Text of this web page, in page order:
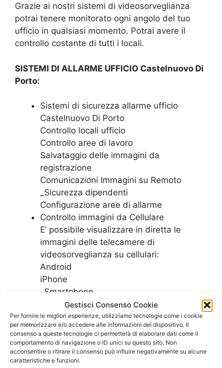
Gestisci Consenso Cookie
Per fornire le migliori esperienze, utilizziamo tecnologie come i cookie
per memorizzare e/o accedere alle informazioni del dispositivo. Il
consenso a queste tecnologie ci permetterà di elaborare dati come il
comportamento di navigazione o ID unici su questo sito. Non
acconsentire o ritirare il consenso può influire negativamente su alcune
caratteristiche e funzioni.
Grazie ai nostri sistemi di videosorveglianza
potrai tenere monitorato ogni angolo del tuo
ufficio in qualsiasi momento. Potrai avere il
controllo costante di tutti i locali.
SISTEMI DI ALLARME UFFICIO Castelnuovo Di
Porto:
Sistemi di sicurezza allarme ufficio
Castelnuovo Di Porto
Controllo locali ufficio
Controllo aree di lavoro
Salvataggio delle immagini da
registrazione
Comunicazioni Immagini su Remoto
_Sicurezza dipendenti
Configurazione aree di allarme
Controllo immagini da Cellulare
E’ possibile visualizzare in diretta le
immagini delle telecamere di
videosorveglianza su cellulari:
Android
iPhone
_Smartphone
Android
_Samsung
Controlla le nostre offerte per vedere quale
piano tarriffario di adatta meglio alle esigenze